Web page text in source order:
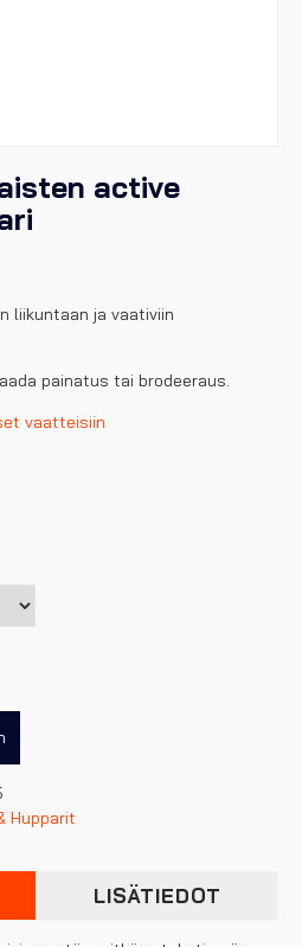
active
liikuntaan ja vaativiin
painatus tai brodeeraus.
vaatteisiin
Hupparit
LISÄTIEDOT